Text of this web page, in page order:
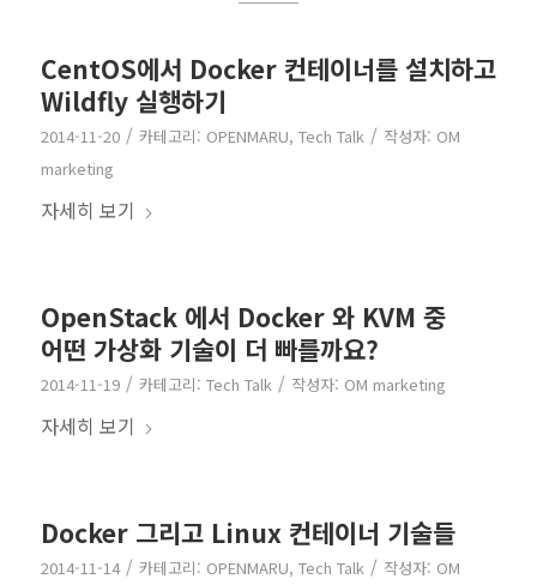
CentOS에서 Docker 컨테이너를 설치하고
Wildfly 실행하기
2014-11-20 / 카테고리: OPENMARU, Tech Talk / 작성자: OM
marketing
자세히 보기
OpenStack 에서 Docker 와 KVM 중
어떤 가상화 기술이 더 빠를까요?
2014-11-19 / 카테고리: Tech Talk / 작성자: OM marketing
자세히 보기
Docker 그리고 Linux 컨테이너 기술들
2014-11-14 / 카테고리: OPENMARU, Tech Talk / 작성자: OM